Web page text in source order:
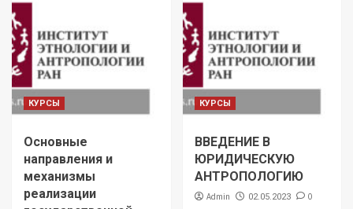
КУРСЫ
Основные
направления и
механизмы
реализации
КУРСЫ
ВВЕДЕНИЕ В
ЮРИДИЧЕСКУЮ
АНТРОПОЛОГИЮ
Admin 02.05.2023 0